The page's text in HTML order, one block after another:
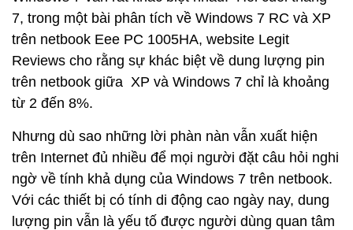
7, trong một bài phân tích về Windows 7 RC và XP
trên netbook Eee PC 1005HA, website Legit
Reviews cho rằng sự khác biệt về dung lượng pin
trên netbook giữa XP và Windows 7 chỉ là khoảng
từ 2 đến 8%.
Nhưng dù sao những lời phàn nàn vẫn xuất hiện
trên Internet đủ nhiều để mọi người đặt câu hỏi nghi
ngờ về tính khả dụng của Windows 7 trên netbook.
Với các thiết bị có tính di động cao ngày nay, dung
lượng pin vẫn là yếu tố được người dùng quan tâm